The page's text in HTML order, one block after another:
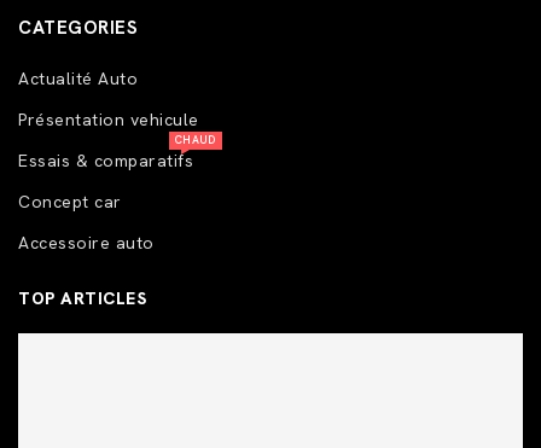
CATEGORIES
Actualité Auto
Présentation vehicule
Essais & comparatifs
CHAUD
Concept car
Accessoire auto
TOP ARTICLES